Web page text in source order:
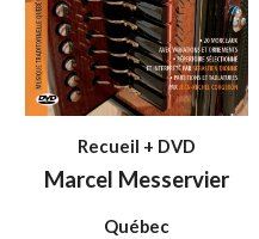
Recueil + DVD
Marcel Messervier
Québec